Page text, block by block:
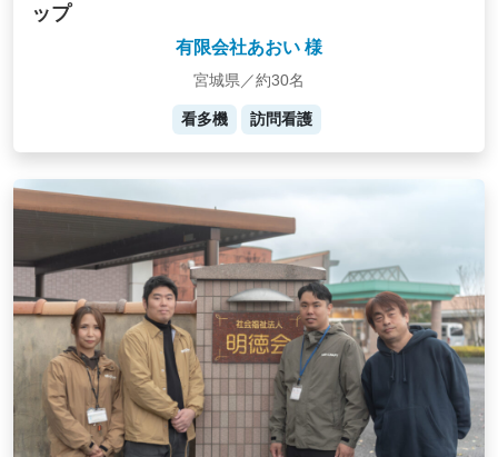
ップ
有限会社あおい 様
宮城県／約30名
看多機 訪問看護